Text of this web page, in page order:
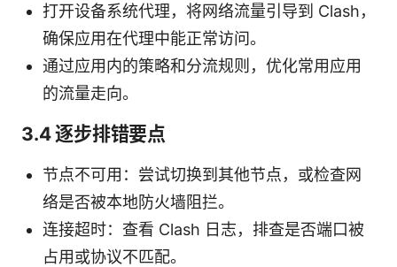
打开设备系统代理，将网络流量引导到 Clash，
确保应用在代理中能正常访问。
通过应用内的策略和分流规则，优化常用应用
的流量走向。
3.4 逐步排错要点
节点不可用：尝试切换到其他节点，或检查网
络是否被本地防火墙阻拦。
连接超时：查看 Clash 日志，排查是否端口被
占用或协议不匹配。